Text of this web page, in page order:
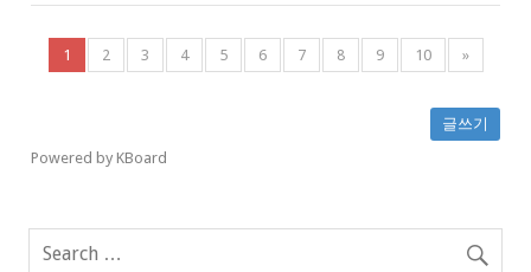
1 2 3 4 5 6 7 8 9 10 »
글쓰기
Powered by KBoard